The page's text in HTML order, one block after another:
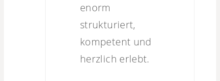
enorm
strukturiert,
kompetent und
herzlich erlebt.